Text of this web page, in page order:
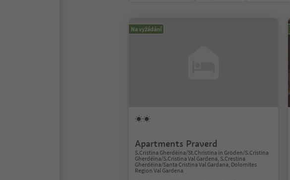
Na vyžádání
Apartments Praverd
S.Cristina Gherdëina/St.Christina in Gröden/S.Cristina
Gherdëina/S.Cristina Val Gardena, S.Crestina
Gherdëina/Santa Cristina Val Gardana, Dolomites
Region Val Gardena